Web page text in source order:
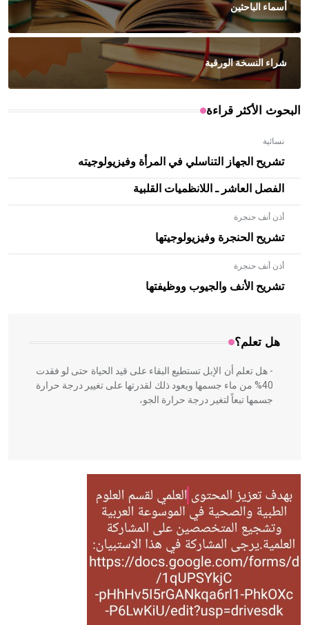
أسماء الباحثين
شراء النسخة الورقية
البحوث الأكثر قراءة
نسائية
تشريح الجهاز التناسلي في المرأة وفيزيولوجيته
الفصل العاشر ـ اللانظميات القلبية
أذن أنف حنجرة
تشريح الحنجرة وفيزيولوجيتها
أذن أنف حنجرة
تشريح الأنف والجيوب ووظيفتها
هل تعلم؟
- هل تعلم أن الأبلق نوع من الفنون الهندسية التي ارتبطت
بالعمارة الإسلامية في بلاد الشام ومصر خاصة، حيث يحرص
المعمار على بناء مداميكه وخاصة في الواجهات
- هل تعلم أن الإبل تستطيع البقاء على قيد الحياة حتى لو فقدت
40% من ماء جسمها ويعود ذلك لقدرتها على تغيير درجة حرارة
جسمها تبعاً لتغير درجة حرارة الجو،
- هل تعلم أن أبقراط كتب في الطب أربعة مؤلفات هي:
الحكم، الأدلة، تنظيم التغذية، ورسالته في جروح الرأس. ويعود
له الفضل بأنه حرر الطب من الدين والفلسفة.
- هل تعلم أن المرجان إفراز حيواني يتكون في البحر ويتركب
من مادة كربونات الكلسيوم، وهو أحمر أو شديد الحمرة وهو
أجود أنواعه، ويمتاز بكبر الحجم ويسمى الش